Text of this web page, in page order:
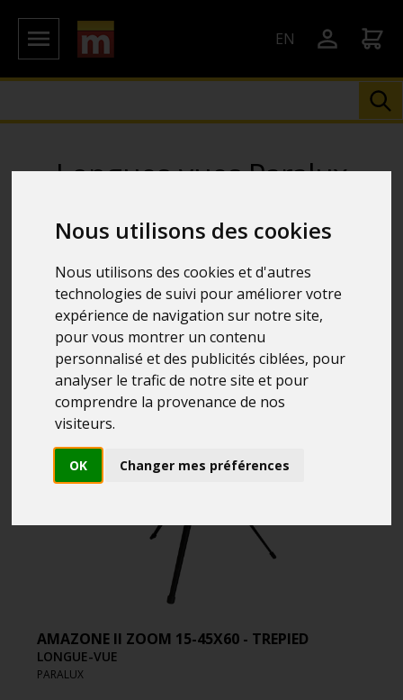
Nous utilisons des cookies
Nous utilisons des cookies et d'autres
technologies de suivi pour améliorer votre
expérience de navigation sur notre site,
pour vous montrer un contenu
personnalisé et des publicités ciblées, pour
analyser le trafic de notre site et pour
comprendre la provenance de nos
visiteurs.
OK Changer mes préférences
EN
Longues-vues Paralux
6 Résultats
AMAZONE II ZOOM 15-45X60 - TREPIED
LONGUE-VUE
PARALUX